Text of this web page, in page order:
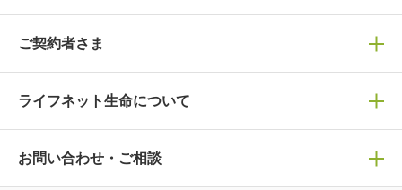
保険選びで迷っている方はチェック！
保険の基礎知識や選び方を解説！
人生のステージに必要な保険がわかる！
保険商品一覧
万が一に備える
病気や手術に備える
ご契約者さま
マイページログイン
ライフネット生命について
ライフネット生命についてトップ
お問い合わせ・ご相談